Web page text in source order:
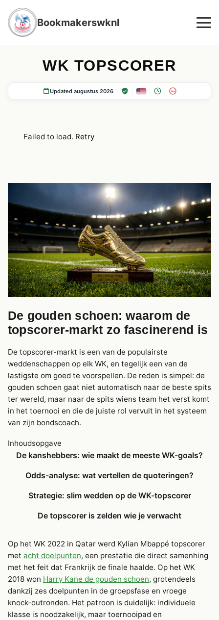
Bookmakerswknl
WK TOPSCORER
Updated augustus 2026 18+
Failed to load. Retry
De gouden schoen: waarom de
topscorer-markt zo fascinerend is
De topscorer-markt is een van de populairste
weddenschappen op elk WK, en tegelijk een van de
lastigste om goed te voorspellen. De reden is simpel: de
gouden schoen gaat niet automatisch naar de beste spits
ter wereld, maar naar de spits wiens team het verst komt
in het toernooi en die de juiste rol vervult in het systeem
van zijn bondscoach.
Inhoudsopgave
De kanshebbers: wie maakt de meeste WK-goals?
Odds-analyse: wat vertellen de quoteringen?
Strategie: slim wedden op de WK-topscorer
De topscorer is zelden wie je verwacht
Op het WK 2022 in Qatar werd Kylian Mbappé topscorer
met acht doelpunten, een prestatie die direct samenhing
met het feit dat Frankrijk de finale haalde. Op het WK
2018 won Harry Kane de gouden schoen, grotendeels
dankzij zes doelpunten in de groepsfase en vroege
knock-outronden. Het patroon is duidelijk: individuele
klasse is noodzakelijk, maar toernooipad en